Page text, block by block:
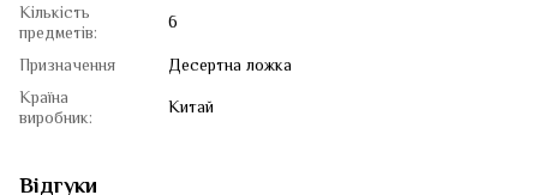
Кількість
предметів:
6
Призначення
Десертна ложка
Країна
виробник:
Китай
Відгуки